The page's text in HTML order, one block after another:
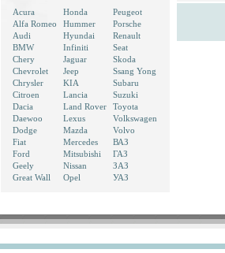
Acura
Alfa Romeo
Audi
BMW
Chery
Chevrolet
Chrysler
Citroen
Dacia
Daewoo
Dodge
Fiat
Ford
Geely
Great Wall
Honda
Hummer
Hyundai
Infiniti
Jaguar
Jeep
KIA
Lancia
Land Rover
Lexus
Mazda
Mercedes
Mitsubishi
Nissan
Opel
Peugeot
Porsche
Renault
Seat
Skoda
Ssang Yong
Subaru
Suzuki
Toyota
Volkswagen
Volvo
ВАЗ
ГАЗ
ЗАЗ
УАЗ